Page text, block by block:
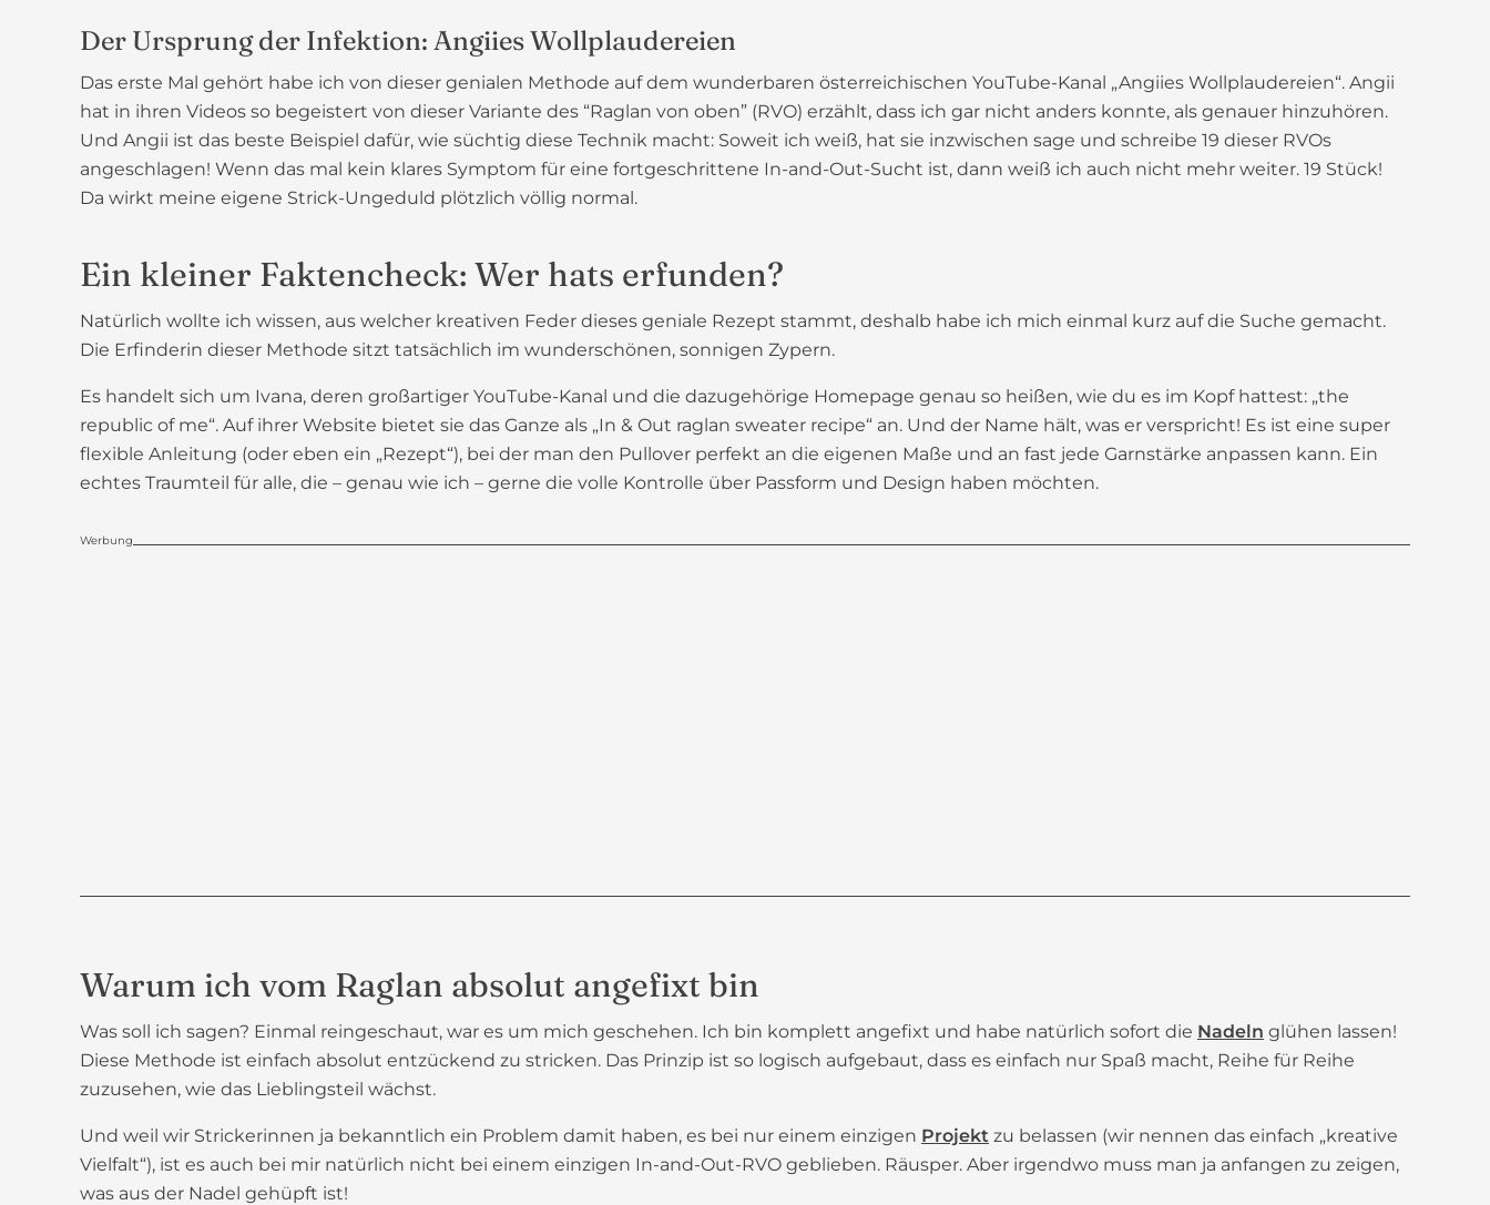
Der Ursprung der Infektion: Angiies Wollplaudereien
Das erste Mal gehört habe ich von dieser genialen Methode auf dem wunderbaren österreichischen YouTube-Kanal „Angiies Wollplaudereien“. Angii
hat in ihren Videos so begeistert von dieser Variante des “Raglan von oben” (RVO) erzählt, dass ich gar nicht anders konnte, als genauer hinzuhören.
Und Angii ist das beste Beispiel dafür, wie süchtig diese Technik macht: Soweit ich weiß, hat sie inzwischen sage und schreibe 19 dieser RVOs
angeschlagen! Wenn das mal kein klares Symptom für eine fortgeschrittene In-and-Out-Sucht ist, dann weiß ich auch nicht mehr weiter. 19 Stück!
Da wirkt meine eigene Strick-Ungeduld plötzlich völlig normal.
Ein kleiner Faktencheck: Wer hats erfunden?
Natürlich wollte ich wissen, aus welcher kreativen Feder dieses geniale Rezept stammt, deshalb habe ich mich einmal kurz auf die Suche gemacht.
Die Erfinderin dieser Methode sitzt tatsächlich im wunderschönen, sonnigen Zypern.
Es handelt sich um Ivana, deren großartiger YouTube-Kanal und die dazugehörige Homepage genau so heißen, wie du es im Kopf hattest: „the
republic of me“. Auf ihrer Website bietet sie das Ganze als „In & Out raglan sweater recipe“ an. Und der Name hält, was er verspricht! Es ist eine super
flexible Anleitung (oder eben ein „Rezept“), bei der man den Pullover perfekt an die eigenen Maße und an fast jede Garnstärke anpassen kann. Ein
echtes Traumteil für alle, die – genau wie ich – gerne die volle Kontrolle über Passform und Design haben möchten.
Werbung
Warum ich vom Raglan absolut angefixt bin
Was soll ich sagen? Einmal reingeschaut, war es um mich geschehen. Ich bin komplett angefixt und habe natürlich sofort die Nadeln glühen lassen!
Diese Methode ist einfach absolut entzückend zu stricken. Das Prinzip ist so logisch aufgebaut, dass es einfach nur Spaß macht, Reihe für Reihe
zuzusehen, wie das Lieblingsteil wächst.
Und weil wir Strickerinnen ja bekanntlich ein Problem damit haben, es bei nur einem einzigen Projekt zu belassen (wir nennen das einfach „kreative
Vielfalt“), ist es auch bei mir natürlich nicht bei einem einzigen In-and-Out-RVO geblieben. Räusper. Aber irgendwo muss man ja anfangen zu zeigen,
was aus der Nadel gehüpft ist!